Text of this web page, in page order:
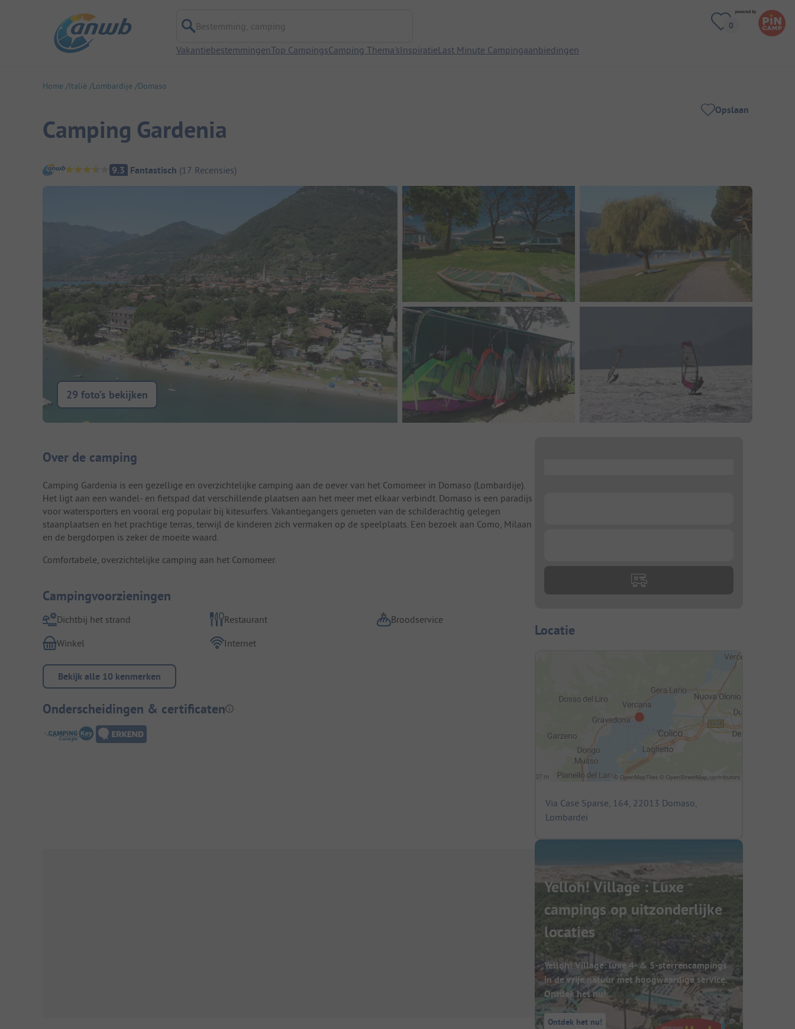
Bestemming, camping
VakantiebestemmingenTop CampingsCamping Thema'sInspiratieLast Minute Campingaanbiedingen
Home Italië Lombardije Domaso
Camping Gardenia
Opslaan
Camping overzicht
9.3 Fantastisch (17 Recensies)
29 foto’s bekijken
Camping introductie
Over de camping
Camping Gardenia is een gezellige en overzichtelijke camping aan de oever van het Comomeer in Domaso (Lombardije).
Het ligt aan een wandel- en fietspad dat verschillende plaatsen aan het meer met elkaar verbindt. Domaso is een paradijs
voor watersporters en vooral erg populair bij kitesurfers. Vakantiegangers genieten van de schilderachtig gelegen
staanplaatsen en het prachtige terras, terwijl de kinderen zich vermaken op de speelplaats. Een bezoek aan Como, Milaan
en de bergdorpen is zeker de moeite waard.
Comfortabele, overzichtelijke camping aan het Comomeer.
Campingvoorzieningen
Dichtbij het strand Restaurant
Broodservice
Winkel
Internet
Bekijk alle 10 kenmerken
Onderscheidingen & certificaten
Locatie
Via Case Sparse, 164, 22013 Domaso,
Lombardei
Yelloh! Village : Luxe
campings op uitzonderlijke
locaties
Yelloh! Village: luxe 4- & 5-sterrencampings
in de vrije natuur met hoogwaardige service.
Ontdek het nu!
Ontdek het nu!